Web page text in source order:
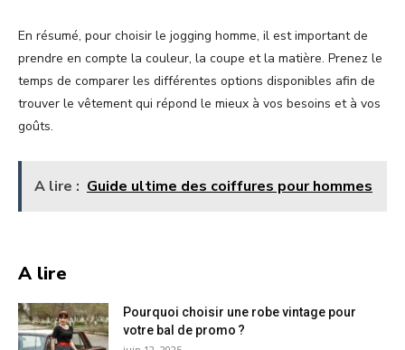
En résumé, pour choisir le jogging homme, il est important de
prendre en compte la couleur, la coupe et la matière. Prenez le
temps de comparer les différentes options disponibles afin de
trouver le vêtement qui répond le mieux à vos besoins et à vos
goûts.
A lire : Guide ultime des coiffures pour hommes
A lire
Pourquoi choisir une robe vintage pour
votre bal de promo ?